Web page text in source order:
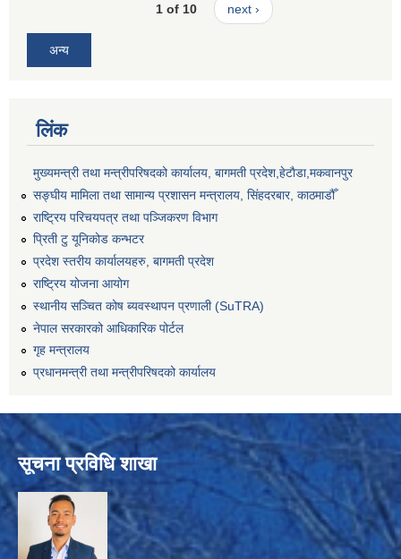
1 of 10 next ›
अन्य
लिंक
मुख्यमन्त्री तथा मन्त्रीपरिषदको कार्यालय, बागमती प्रदेश,हेटाैडा,मकवानपुर
सङ्‍घीय मामिला तथा सामान्य प्रशासन मन्त्रालय, सिंहदरबार, काठमाडौँ
राष्ट्रिय परिचयपत्र तथा पञ्जिकरण विभाग
प्रिती टु यूनिकोड कन्भटर
प्रदेश स्तरीय कार्यालयहरु, बागमती प्रदेश
राष्ट्रिय योजना आयोग
स्थानीय सञ्चित कोष ब्यवस्थापन प्रणाली (SuTRA)
नेपाल सरकारको आधिकारिक पोर्टल
गृह मन्त्रालय
प्रधानमन्त्री तथा मन्त्रीपरिषदको कार्यालय
सूचना प्रविधि शाखा